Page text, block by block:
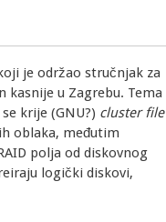
je održao stručnjak za
kasnije u Zagrebu. Tema
krije (GNU?) cluster file
oblaka, međutim
polja od diskovnog
logički diskovi,